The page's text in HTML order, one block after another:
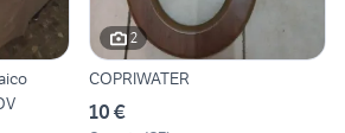
2
COPRIWATER
10 €